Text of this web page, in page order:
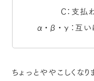
C：支払
α・β・γ：互い
ちょっとややこしくなり